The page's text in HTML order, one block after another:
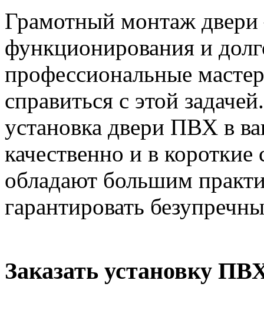
Грамотный монтаж двери
функционирования и
профессиональные
справиться с этой
установка двери ПВХ в
качественно и в
обладают большим
гарантировать
Заказать установку